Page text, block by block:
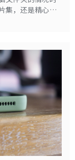
集，还是精心整
。数据丢失的
件夹。